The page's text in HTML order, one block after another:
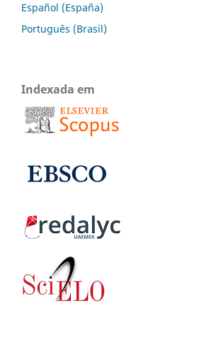
Español (España)
Português (Brasil)
Indexada em